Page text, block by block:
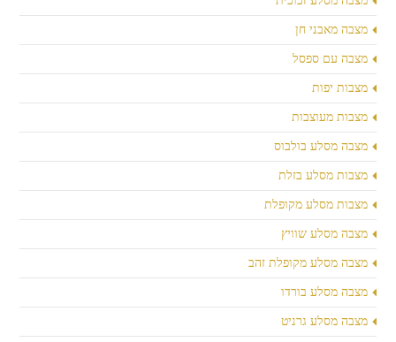
מצבה מאבני חן
מצבה עם ספסל
מצבות יפות
מצבות מעוצבות
מצבה מסלע בולבוס
מצבות מסלע בזלת
מצבות מסלע מקופלת
מצבה מסלע שוויץ
מצבה מסלע מקופלת זהב
מצבה מסלע בורדו
מצבה מסלע גרניט